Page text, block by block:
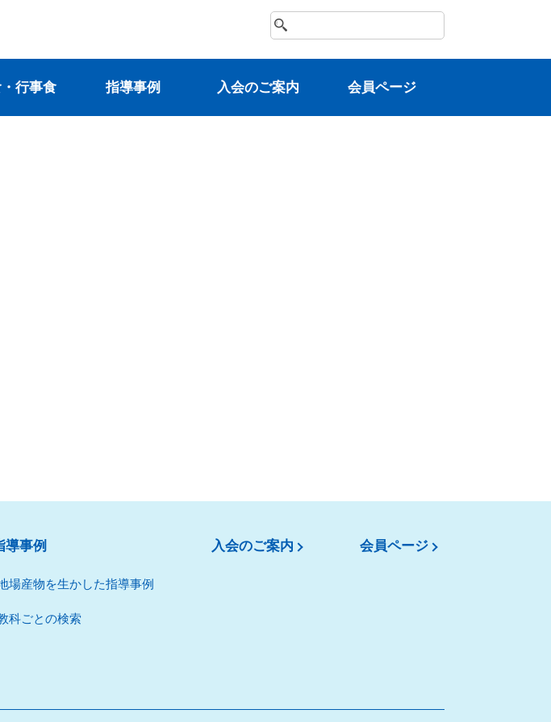
⾏事⾷ 指導事例 ⼊会のご案内 会員ページ
導事例
場産物を⽣かした指導事例
科ごとの検索
入会のご案内 会員ページ